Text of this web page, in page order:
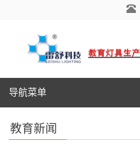
导航菜单
教育新闻